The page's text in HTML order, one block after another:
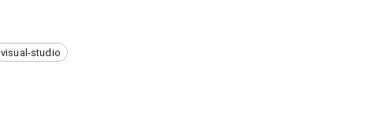
visual-studio